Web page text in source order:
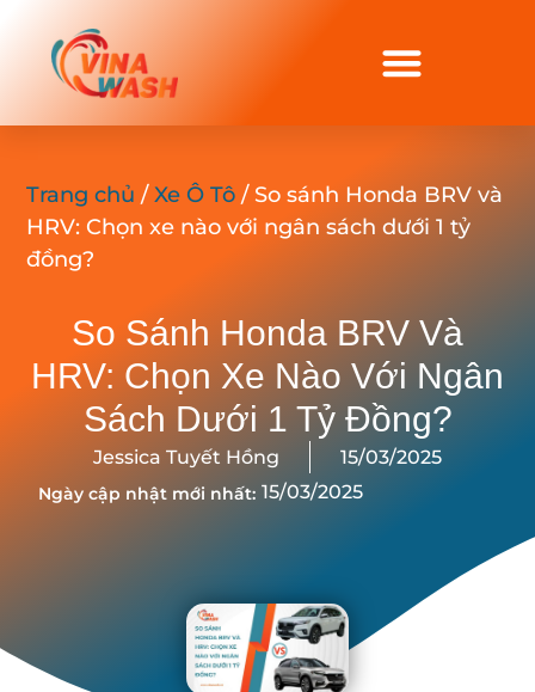
Trang chủ /Xe Ô Tô / So sánh Honda BRV và
HRV: Chọn xe nào với ngân sách dưới 1 tỷ
đồng?
So Sánh Honda BRV Và
HRV: Chọn Xe Nào Với Ngân
Sách Dưới 1 Tỷ Đồng?
Jessica Tuyết Hồng 15/03/2025
Ngày cập nhật mới nhất: 15/03/2025